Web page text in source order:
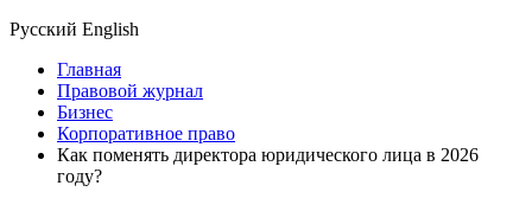
Русский English
Главная
Правовой журнал
Бизнес
Корпоративное право
Как поменять директора юридического лица в 2026
году?